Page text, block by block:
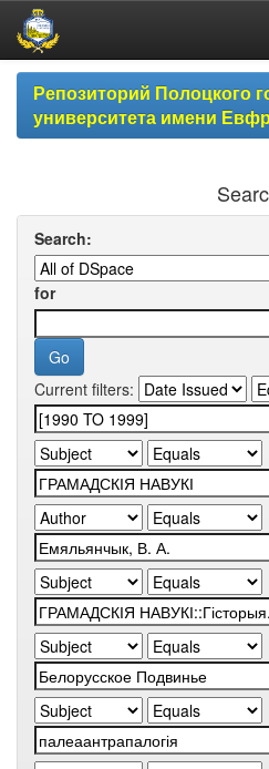
Skip
navigationРепозиторий Полоцкого
университета имени
Search:
for
Current filters: